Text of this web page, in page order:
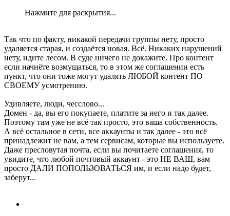
Нажмите для раскрытия...
Так что по факту, никакой передачи группы нету, просто
удаляется старая, и создаётся новая. Всё. Никаких нарушений
нету, идите лесом. В суде ничего не докажите. Про контент
если начнёте возмущаться, то в этом же соглашении есть
пункт, что они тоже могут удалять ЛЮБОЙ контент ПО
СВОЕМУ усмотрению.
Удивляете, люди, чесслово...
Домен - да, вы его покупаете, платите за него и так далее.
Поэтому там уже не всё так просто, это ваша собственность.
А всё остальное в сети, все аккаунты и так далее - это всё
принадлежит не вам, а тем сервисам, которые вы используете.
Даже пресловутая почта, если вы почитаете соглашения, то
увидите, что любой почтовый аккаунт - это НЕ ВАШ, вам
просто ДАЛИ ПОПОЛЬЗОВАТЬСЯ им, и если надо будет,
заберут...